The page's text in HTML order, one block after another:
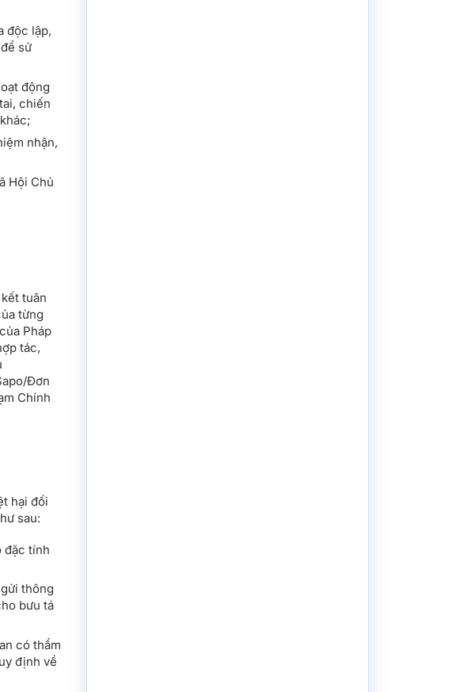
độc lập,
sử
động
chiến
nhận,
Hội Chủ
tuân
từng
Pháp
tác,
Đơn
Chính
hại đối
sau:
đặc tính
thông
bưu tá
có thẩm
định về